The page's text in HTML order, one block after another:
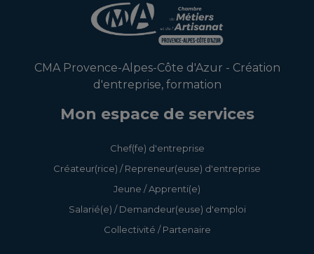
CMA Provence-Alpes-Côte d'Azur - Création
d'entreprise, formation
Mon espace de services
Chef(fe) d'entreprise
Créateur(rice) / Repreneur(euse) d'entreprise
Jeune / Apprenti(e)
Salarié(e) / Demandeur(euse) d'emploi
Collectivité / Partenaire